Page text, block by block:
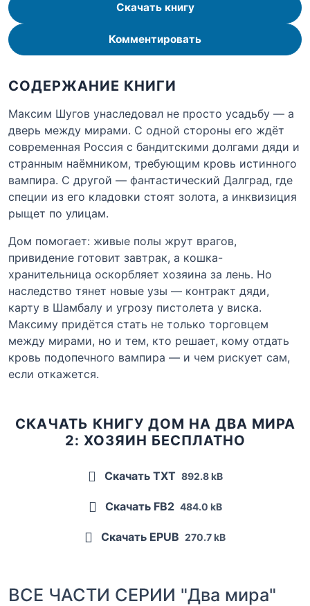
Скачать книгу
Комментировать
СОДЕРЖАНИЕ КНИГИ
Максим Шугов унаследовал не просто усадьбу — а
дверь между мирами. С одной стороны его ждёт
современная Россия с бандитскими долгами дяди и
странным наёмником, требующим кровь истинного
вампира. С другой — фантастический Далград, где
специи из его кладовки стоят золота, а инквизиция
рыщет по улицам.
Дом помогает: живые полы жрут врагов,
привидение готовит завтрак, а кошка-
хранительница оскорбляет хозяина за лень. Но
наследство тянет новые узы — контракт дяди,
карту в Шамбалу и угрозу пистолета у виска.
Максиму придётся стать не только торговцем
между мирами, но и тем, кто решает, кому отдать
кровь подопечного вампира — и чем рискует сам,
если откажется.
СКАЧАТЬ КНИГУ ДОМ НА ДВА МИРА
2: ХОЗЯИН БЕСПЛАТНО
Скачать TXT 892.8 kB
Скачать FB2 484.0 kB
Скачать EPUB 270.7 kB
ВСЕ ЧАСТИ СЕРИИ "Два мира"